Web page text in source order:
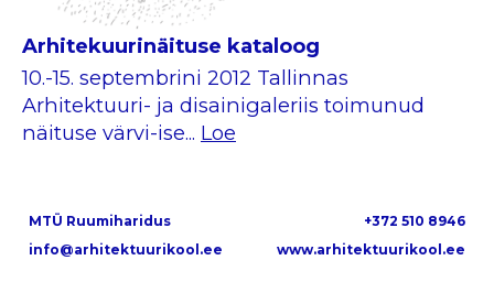
Arhitekuurinäituse kataloog
10.-15. septembrini 2012 Tallinnas
Arhitektuuri- ja disainigaleriis toimunud
näituse värvi-ise... Loe
MTÜ Ruumiharidus
+372 510 8946
info@arhitektuurikool.ee
www.arhitektuurikool.ee